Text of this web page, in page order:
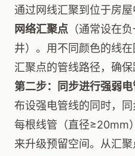
通过网线汇聚到位于房
网络汇聚点 （通常设在
井）。用不同颜色的线
汇聚点的管线路径，确保
第二步：同步进行强弱
布设强电管线的同时，同
每根线管（直径≥20mm
来升级预留空间。从汇